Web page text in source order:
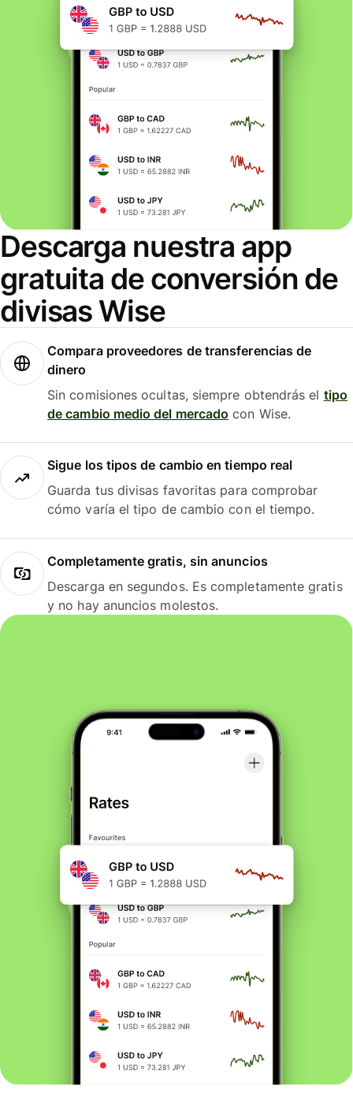
Descarga nuestra app
gratuita de conversión de
divisas Wise
Compara proveedores de transferencias de
dinero
Sin comisiones ocultas, siempre obtendrás el tipo
de cambio medio del mercado con Wise.
Sigue los tipos de cambio en tiempo real
Guarda tus divisas favoritas para comprobar
cómo varía el tipo de cambio con el tiempo.
Completamente gratis, sin anuncios
Descarga en segundos. Es completamente gratis
y no hay anuncios molestos.